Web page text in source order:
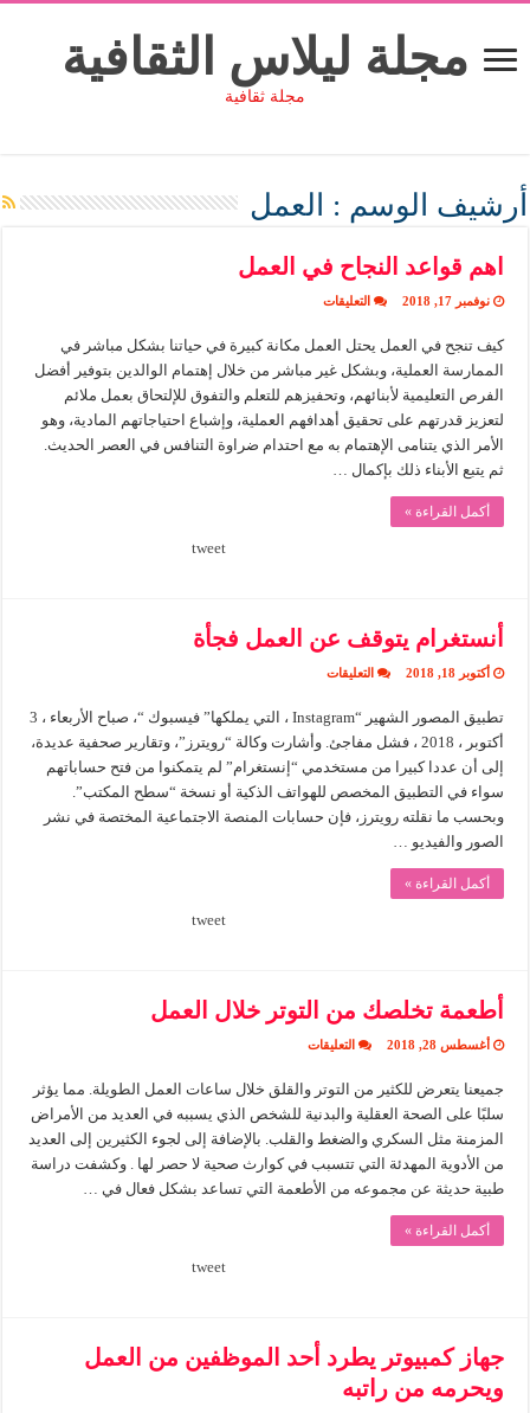
مجلة ليلاس الثقافية
مجلة ثقافية
أرشيف الوسم : العمل
اهم قواعد النجاح في العمل
نوفمبر 17, 2018 التعليقاتعلى
النجاح
العمل
مغلقة
كيف تنجح في العمل يحتل العمل مكانة كبيرة في حياتنا بشكل مباشر في
الممارسة العملية، وبشكل غير مباشر من خلال إهتمام الوالدين بتوفير أفضل
الفرص التعليمية لأبنائهم، وتحفيزهم للتعلم والتفوق للإلتحاق بعمل ملائم
لتعزيز قدرتهم على تحقيق أهدافهم العملية، وإشباع احتياجاتهم المادية، وهو
الأمر الذي يتنامى الإهتمام به مع احتدام ضراوة التنافس في العصر الحديث.
ثم يتبع الأبناء ذلك بإكمال …
أكمل القراءة »
tweet
أنستغرام يتوقف عن العمل فجأة
أكتوبر 18, 2018 التعليقاتعلى
عن
العمل
فجأة
مغلقة
تطبيق المصور الشهير “Instagram ، التي يملكها” فيسبوك “، صباح الأربعاء ، 3
أكتوبر ، 2018 ، فشل مفاجئ. وأشارت وكالة “رويترز”، وتقارير صحفية عديدة،
إلى أن عددا كبيرا من مستخدمي “إنستغرام” لم يتمكنوا من فتح حساباتهم
سواء في التطبيق المخصص للهواتف الذكية أو نسخة “سطح المكتب”.
وبحسب ما نقلته رويترز، فإن حسابات المنصة الاجتماعية المختصة في نشر
الصور والفيديو …
أكمل القراءة »
tweet
أطعمة تخلصك من التوتر خلال العمل
أغسطس 28, 2018 التعليقاتعلى
من
التوتر
خلال
العمل
مغلقة
جميعنا يتعرض للكثير من التوتر والقلق خلال ساعات العمل الطويلة. مما يؤثر
سلبًا على الصحة العقلية والبدنية للشخص الذي يسببه في العديد من الأمراض
المزمنة مثل السكري والضغط والقلب. بالإضافة إلى لجوء الكثيرين إلى العديد
من الأدوية المهدئة التي تتسبب في كوارث صحية لا حصر لها . وكشفت دراسة
طبية حديثة عن مجموعه من الأطعمة التي تساعد بشكل فعال في …
أكمل القراءة »
tweet
جهاز كمبيوتر يطرد أحد الموظفين من العمل
ويحرمه من راتبه